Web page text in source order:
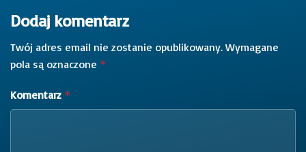
Dodaj komentarz
Twój adres email nie zostanie opublikowany. Wymagane
pola są oznaczone *
Komentarz *